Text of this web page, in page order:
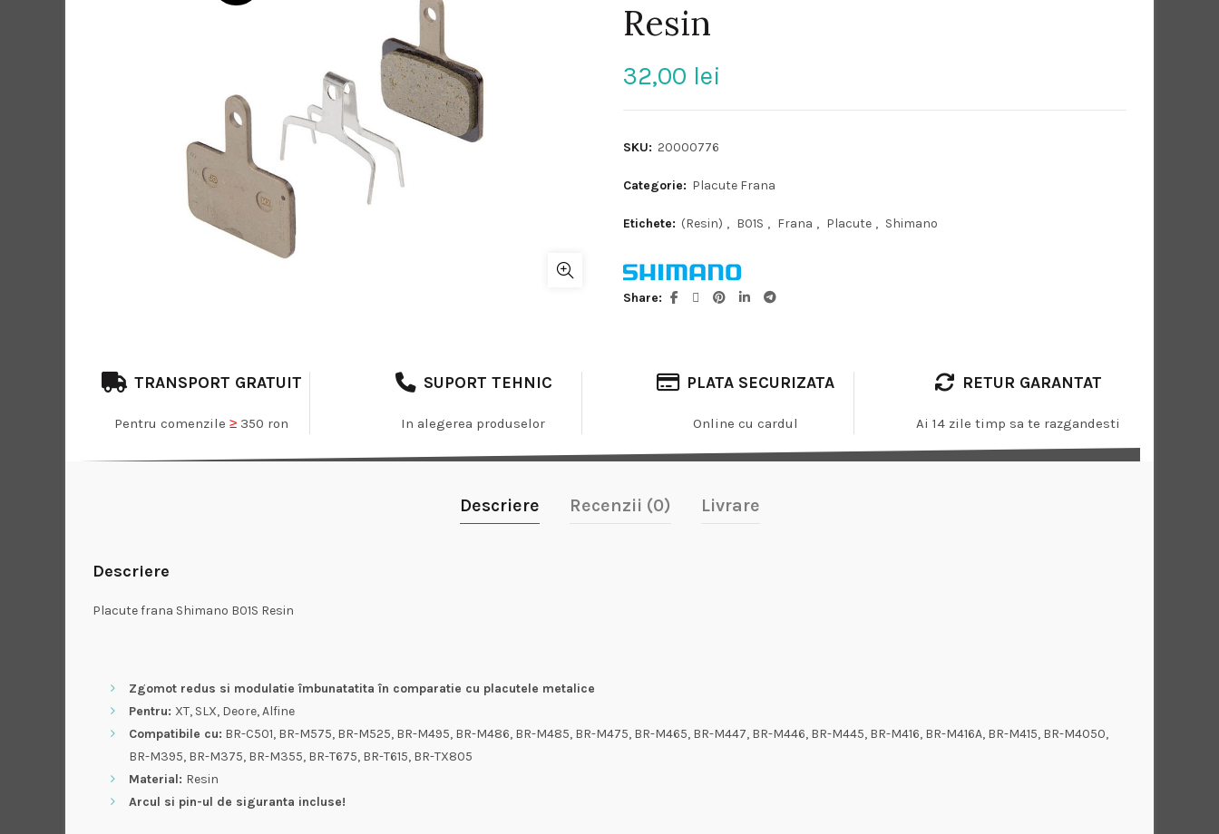
Resin
32,00 lei
SKU: 20000776
Categorie: Placute Frana
Etichete: (Resin) , B01S , Frana , Placute , Shimano
Share
TRANSPORT GRATUIT
Pentru comenzile ≥350 ron
SUPORT TEHNIC
In alegerea produselor
PLATA SECURIZATA
Online cu cardul
RETUR GARANTAT
Ai 14 zile timp sa te razgandesti
Descriere Recenzii (0) Livrare
Descriere
Placute frana Shimano B01S Resin
Zgomot redus si modulatie îmbunatatita în comparatie cu placutele metalice
Pentru: XT, SLX, Deore, Alfine
Compatibile cu: BR-C501, BR-M575, BR-M525, BR-M495, BR-M486, BR-M485, BR-M475, BR-M465, BR-M447, BR-M446, BR-M445, BR-M416, BR-M416A, BR-M415, BR-M4050,
BR-M395, BR-M375, BR-M355, BR-T675, BR-T615, BR-TX805
Material: Resin
Arcul si pin-ul de siguranta incluse!